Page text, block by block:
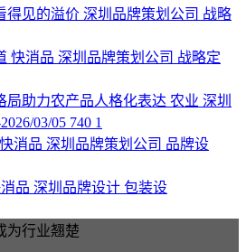
得见的溢价 深圳品牌策划公司 战略
快消品 深圳品牌策划公司 战略定
局助力农产品人格化表达 农业 深圳
03/05 740 1
快消品 深圳品牌策划公司 品牌设
品 深圳品牌设计 包装设
为行业翘楚